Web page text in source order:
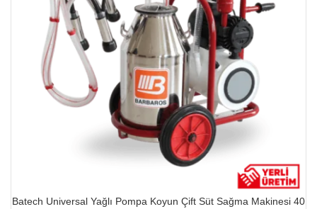
Batech Universal Yağlı Pompa Koyun Çift Süt Sağma Makinesi 40